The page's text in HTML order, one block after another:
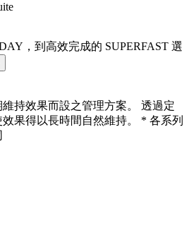
，到高效完成的 SUPERFAST 選
持效果而設之管理方案。 透過定
果得以長時間自然維持。 * 各系列